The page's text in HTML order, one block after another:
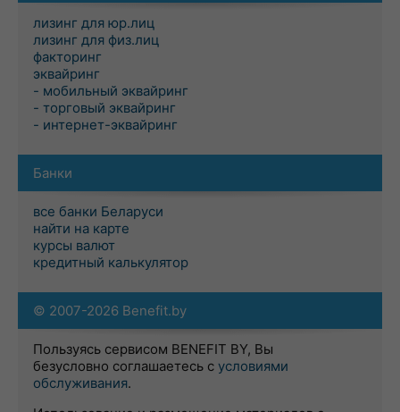
лизинг для юр.лиц
лизинг для физ.лиц
факторинг
эквайринг
- мобильный эквайринг
- торговый эквайринг
- интернет-эквайринг
Банки
все банки Беларуси
найти на карте
курсы валют
кредитный калькулятор
© 2007-2026 Benefit.by
Пользуясь сервисом BENEFIT BY, Вы
безусловно соглашаетесь с условиями
обслуживания.